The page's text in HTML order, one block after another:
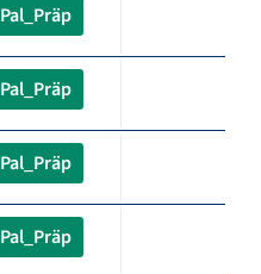
Pal_Präp
Pal_Präp
Pal_Präp
Pal_Präp